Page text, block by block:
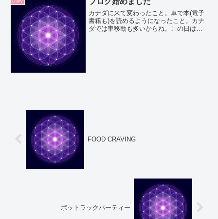
カナダに来て変わったこと。車で本(電子
書籍も)を読めるようになったこと。カナ
ダでは車移動も多いからね。この日はオ
FOOD CRAVING
ポットラックパーティー